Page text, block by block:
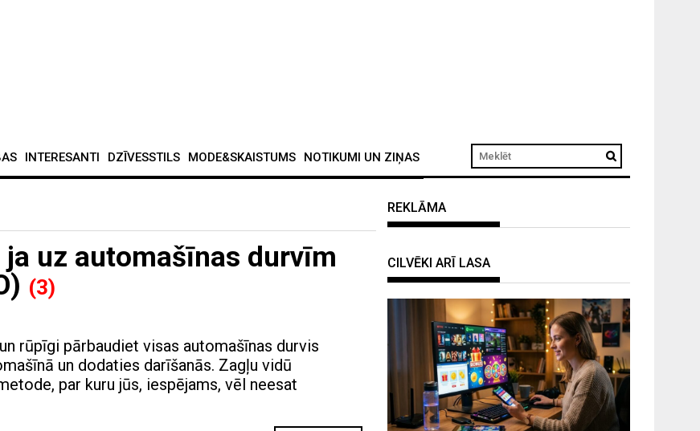
INTERESANTI DZĪVESSTILS MODE&SKAISTUMS NOTIKUMI UN ZIŅAS
uz automašīnas durvīm
(3)
rūpīgi pārbaudiet visas automašīnas durvis
un dodaties darīšanās. Zagļu vidū
par kuru jūs, iespējams, vēl neesat
REKLĀMA
CILVĒKI ARĪ LASA